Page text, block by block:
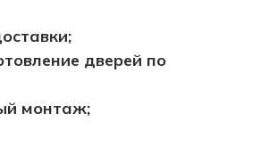
дверей по
монтаж;